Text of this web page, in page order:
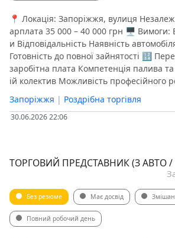
📍 Локація: Запоріжжя, вулиця
арплата 35 000 – 40 000 грн 🖥
и Відповідальність Наявність
Готовність до повної зайнятості 🔢
заробітна плата Компетенція палива
ій колектив Можливість професійного
Запоріжжя | Роздрібна торгівля
30.06.2026 22:06
ТОРГОВИЙ ПРЕДСТАВНИК (З АВТО /
Без резюме Має досвід
Повний робочий день